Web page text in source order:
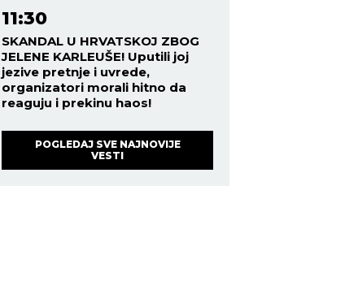
11:30
SKANDAL U HRVATSKOJ ZBOG
JELENE KARLEUŠE! Uputili joj
jezive pretnje i uvrede,
organizatori morali hitno da
reaguju i prekinu haos!
POGLEDAJ SVE NAJNOVIJE
VESTI